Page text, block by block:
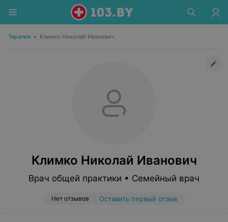
Терапия • Климко Николай Иванович
Климко Николай Иванович
Врач общей практики • Семейный врач
Нет отзывов Оставить первый отзыв